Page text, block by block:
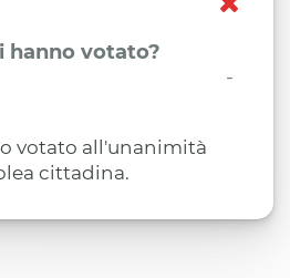
hanno votato?
-
votato all'unanimità
cittadina.